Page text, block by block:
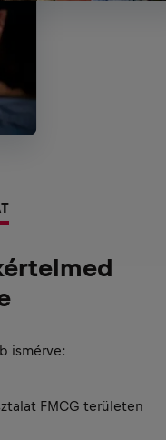
ismérve:
FMCG területen